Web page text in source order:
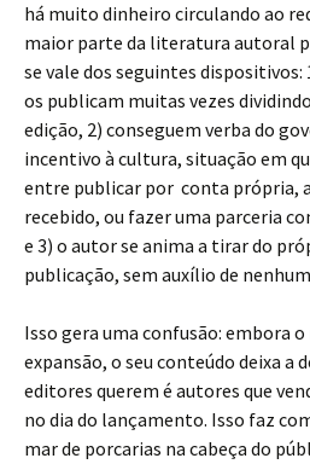
há muito dinheiro circulando ao
maior parte da literatura autoral
se vale dos seguintes dispositivos:
os publicam muitas vezes
edição, 2) conseguem verba do
incentivo à cultura, situação em
entre publicar por conta própria,
recebido, ou fazer uma parceria
e 3) o autor se anima a tirar do
publicação, sem auxílio de
Isso gera uma confusão: embora
expansão, o seu conteúdo deixa a
editores querem é autores que
no dia do lançamento. Isso faz
mar de porcarias na cabeça do